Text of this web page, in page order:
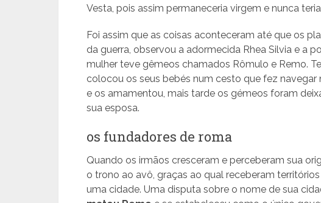
Vesta, pois assim permaneceria virgem e nunca
Foi assim que as coisas aconteceram até que os
da guerra, observou a adormecida Rhea Silvia e a
mulher teve gêmeos chamados Rômulo e Remo.
colocou os seus bebés num cesto que fez navegar
e os amamentou, mais tarde os gémeos foram
sua esposa.
os fundadores de roma
Quando os irmãos cresceram e perceberam sua
o trono ao avô, graças ao qual receberam
uma cidade. Uma disputa sobre o nome de sua